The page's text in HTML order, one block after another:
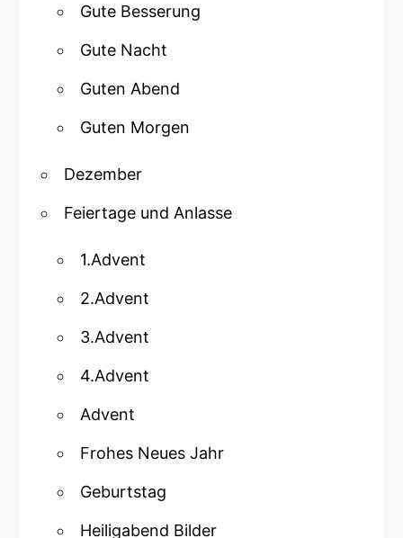
Gute Besserung
Gute Nacht
Guten Abend
Guten Morgen
Dezember
Feiertage und Anlasse
1.Advent
2.Advent
3.Advent
4.Advent
Advent
Frohes Neues Jahr
Geburtstag
Heiligabend Bilder